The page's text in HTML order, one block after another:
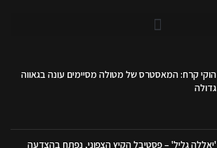
הוקי קרח: המאסטרס של מטולה מסיימים עונה בגאווה
גדולה
'יאללה גליל' – פסטיבל הקיץ הצפוני, נפתח בהצדעה